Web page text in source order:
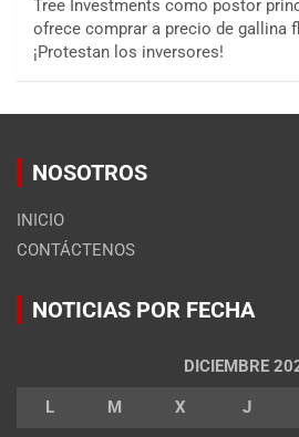
Tree Investments como postor
ofrece comprar a precio de gallina
¡Protestan los inversores!
NOSOTROS
INICIO
CONTÁCTENOS
NOTICIAS POR FECHA
DICIEMBRE
L M X J